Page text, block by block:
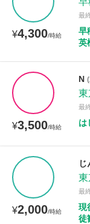
¥4,300/時給
最
早
英
¥3,500/時給
N
東
最
は
¥2,000/時給
じ
東
最
現
徒